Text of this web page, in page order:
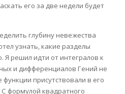
его за две недели будет
глубину невежества
узнать, какие разделы
Я решил идти от интегралов к
и дифференциалов Гений не
присутствовали в его
формулой квадратного